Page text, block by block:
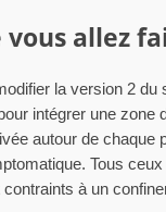
vous allez
la version 2 du
intégrer une zone
autour de chaque
Tous
à un